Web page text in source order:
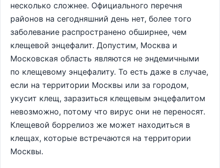
несколько сложнее. Официального перечня
районов на сегодняшний день нет, более того
заболевание распространено обширнее, чем
клещевой энцефалит. Допустим, Москва и
Московская область являются не эндемичными
по клещевому энцефалиту. То есть даже в случае,
если на территории Москвы или за городом,
укусит клещ, заразиться клещевым энцефалитом
невозможно, потому что вирус они не переносят.
Клещевой боррелиоз же может находиться в
клещах, которые встречаются на территории
Москвы.